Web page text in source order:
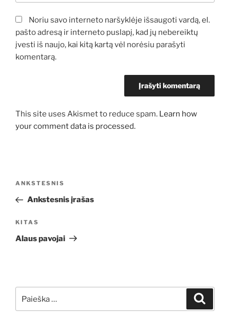
Noriu savo interneto naršyklėje išsaugoti vardą, el.
pašto adresą ir interneto puslapį, kad jų nebereiktų
įvesti iš naujo, kai kitą kartą vėl norėsiu parašyti
komentarą.
This site uses Akismet to reduce spam. Learn how
your comment data is processed.
Navigacija
įrašų
Ankstesnis
įrašas
ANKSTESNIS
Ankstesnis įrašas
Kitas
įrašas
KITAS
Alaus pavojai